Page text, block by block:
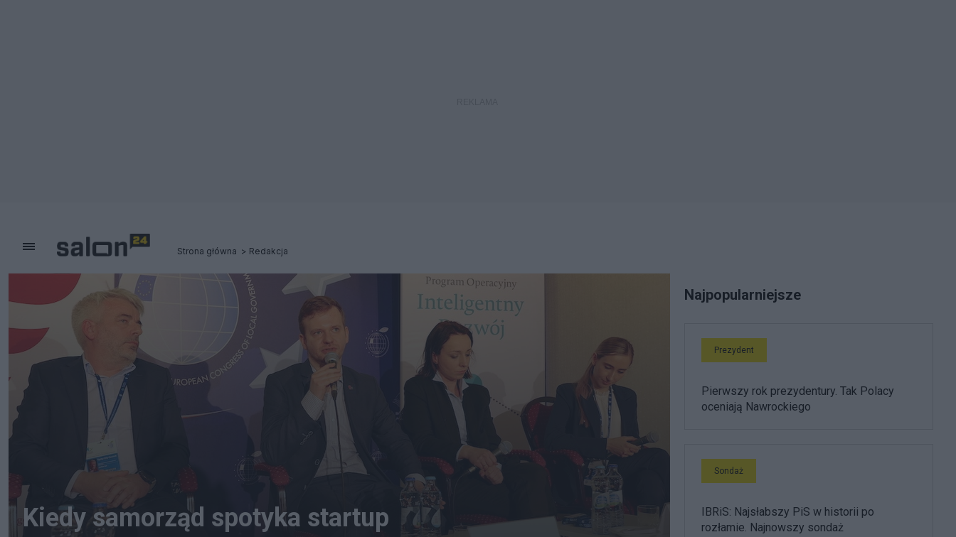
Strona główna Redakcja
Kiedy samorząd spotyka startup
Najpopularniejsze
Prezydent
Pierwszy rok prezydentury. Tak Polacy
oceniają Nawrockiego
Sondaż
IBRiS: Najsłabszy PiS w historii po
rozłamie. Najnowszy sondaż